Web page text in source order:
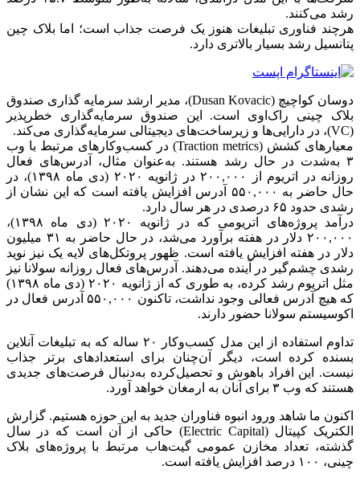
رشد می‌کنند.
هرچند فناوری تبلیغات هنوز یک فرصت جذاب است؛ اما بلاک چین
پتانسیل رشد بسیار بالاتری دارد.
دوسان کواچیچ (Dusan Kovacic)، مدیر ارشد سرمایه گذاری صندوق
بلاک چینی راک‌اوی است. این صندوق سرمایه‌گذاری خطرپذیر
(VC)، در دارایی‌ها و زیرساخت‌های دیجیتالی سرمایه‌گذاری می‌کند.
معیارهای کشش (Traction metrics) در کسب‌وکارهای مرتبط با وب
۳ به‌شدت در حال رشد هستند. به‌عنوان مثال، آدرس‌های فعال
روزانه در اتریوم از ۲۰۰,۰۰۰ در ژانویه ۲۰۲۰ (دی ماه ۱۳۹۸)، در
حال حاضر به ۵۵۰,۰۰۰ آدرس افزایش یافته است که این نشان از
رشدی حدود ۶۵ درصدی در هر سال دارد.
درآمد پروژه‌های اتریومی که در ژانویه ۲۰۲۰ (دی ماه ۱۳۹۸)،
۲۰۰,۰۰۰ دلار در هفته برآورد می‌شد، در حال حاضر به ۳۱ میلیون
دلار در هفته افزایش یافته است. ظهور پروتکل‌های لایه یک نیز نوید
رشدی چشم‌گیر در آینده می‌دهند. آدرس‌های فعال روزانه سولانا نیز
مثل اتریوم رشد کرده، به طوری‌ که از ژانویه ۲۰۲۰ (دی ماه ۱۳۹۸)
که هیچ آدرس فعالی وجود نداشت، تاکنون ۵۵۰,۰۰۰ آدرس فعال در
اکوسیستم سولانا حضور دارند.
تداوم استفاده از این مدل کسب‌وکار ۲۰ ساله که به تبلیغات آنلاین
بسنده کرده است، دیگر آن‌چنان برای استعدادهای برتر جذاب
نیست. این افراد باهوش و تحصیل‌کرده به‌دنبال فرصت‌های جدیدی
هستند که وب ۳ برای آنان به ارمغان خواهد آورد.
اکنون ما شاهد ورود انبوه فناوران جدید به این حوزه هستیم. گزارش
الکتریک کپیتال (Electric Capital) حاکی از آن است که در سال
گذشته، تعداد مخازن عمومی گیت‌هاب مرتبط با پروژه‌های بلاک
چینی، ۱۰۰ درصد افزایش یافته است.